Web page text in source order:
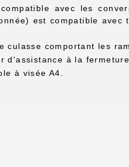
avec les
est compatible
culasse comportant les
d'assistance à la
à visée A4.